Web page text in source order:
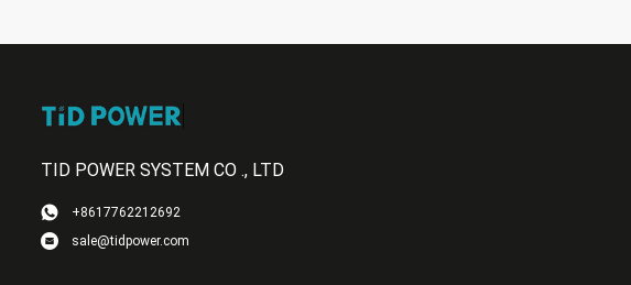
TID POWER SYSTEM CO ., LTD
+8617762212692
sale@tidpower.com